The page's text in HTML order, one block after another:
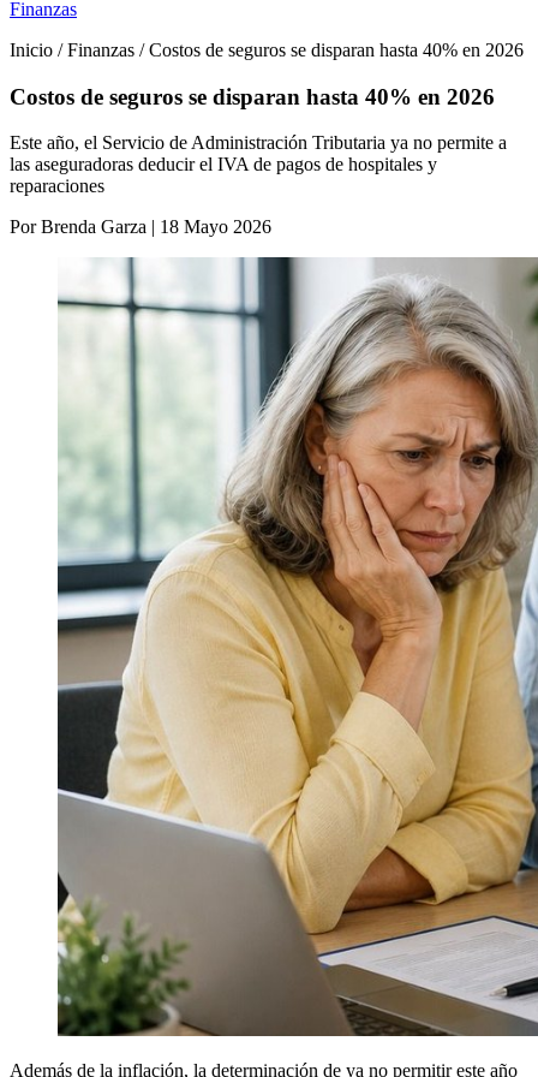
Finanzas
Inicio / Finanzas / Costos de seguros se disparan hasta 40% en 2026
Costos de seguros se disparan hasta 40% en 2026
Este año, el Servicio de Administración Tributaria ya no permite a
las aseguradoras deducir el IVA de pagos de hospitales y
reparaciones
Por Brenda Garza | 18 Mayo 2026
Además de la inflación, la determinación de ya no permitir este año